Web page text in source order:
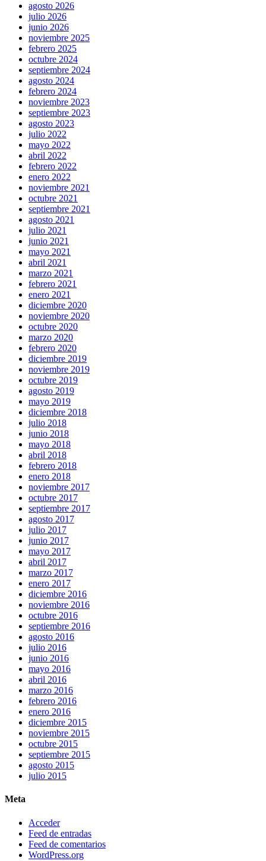
agosto 2026
julio 2026
junio 2026
noviembre 2025
febrero 2025
octubre 2024
septiembre 2024
agosto 2024
febrero 2024
noviembre 2023
septiembre 2023
agosto 2023
julio 2022
mayo 2022
abril 2022
febrero 2022
enero 2022
noviembre 2021
octubre 2021
septiembre 2021
agosto 2021
julio 2021
junio 2021
mayo 2021
abril 2021
marzo 2021
febrero 2021
enero 2021
diciembre 2020
noviembre 2020
octubre 2020
marzo 2020
febrero 2020
diciembre 2019
noviembre 2019
octubre 2019
agosto 2019
mayo 2019
diciembre 2018
julio 2018
junio 2018
mayo 2018
abril 2018
febrero 2018
enero 2018
noviembre 2017
octubre 2017
septiembre 2017
agosto 2017
julio 2017
junio 2017
mayo 2017
abril 2017
marzo 2017
enero 2017
diciembre 2016
noviembre 2016
octubre 2016
septiembre 2016
agosto 2016
julio 2016
junio 2016
mayo 2016
abril 2016
marzo 2016
febrero 2016
enero 2016
diciembre 2015
noviembre 2015
octubre 2015
septiembre 2015
agosto 2015
julio 2015
Meta
Acceder
Feed de entradas
Feed de comentarios
WordPress.org